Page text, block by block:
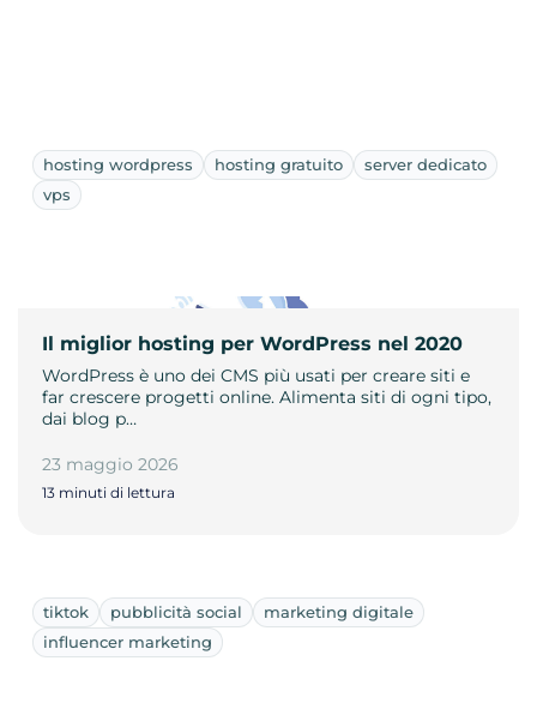
hosting wordpress hosting gratuito
server dedicato
vps
Il miglior hosting per WordPress nel 2020
WordPress è uno dei CMS più usati per creare siti e
far crescere progetti online. Alimenta siti di ogni tipo,
dai blog p…
23 maggio 2026
13 minuti di lettura
tiktok pubblicità social
marketing digitale
influencer marketing